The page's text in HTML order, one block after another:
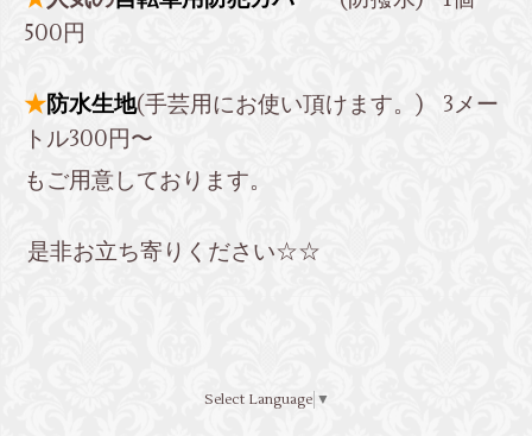
500円
★防水生地(手芸用にお使い頂けます。) 3メー
トル300円〜
もご用意しております。
是非お立ち寄りください☆☆
Select Language ▼